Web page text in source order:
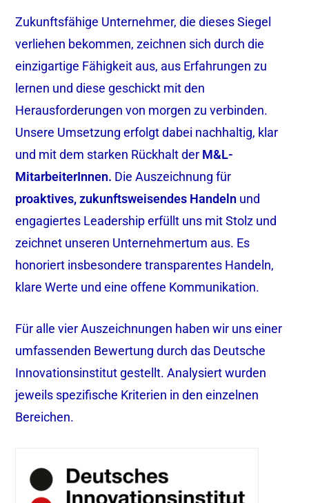
Zukunftsfähige Unternehmer, die dieses Siegel
verliehen bekommen, zeichnen sich durch die
einzigartige Fähigkeit aus, aus Erfahrungen zu
lernen und diese geschickt mit den
Herausforderungen von morgen zu verbinden.
Unsere Umsetzung erfolgt dabei nachhaltig, klar
und mit dem starken Rückhalt der M&L-
MitarbeiterInnen. Die Auszeichnung für
proaktives, zukunftsweisendes Handeln und
engagiertes Leadership erfüllt uns mit Stolz und
zeichnet unseren Unternehmertum aus. Es
honoriert insbesondere transparentes Handeln,
klare Werte und eine offene Kommunikation.
Für alle vier Auszeichnungen haben wir uns einer
umfassenden Bewertung durch das Deutsche
Innovationsinstitut gestellt. Analysiert wurden
jeweils spezifische Kriterien in den einzelnen
Bereichen.